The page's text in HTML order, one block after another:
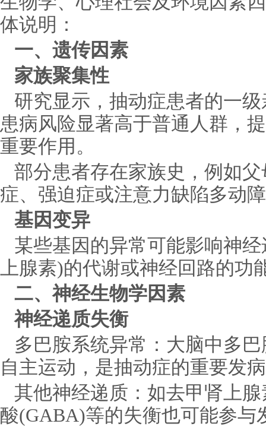
体说明：
一、遗传因素
家族聚集性
研究显示，抽动症患者的一
患病风险显著高于普通人群，
重要作用。
部分患者存在家族史，例如
症、强迫症或注意力缺陷多动
基因变异
某些基因的异常可能影响神
上腺素)的代谢或神经回路的功
二、神经生物学因素
神经递质失衡
多巴胺系统异常：大脑中多
自主运动，是抽动症的重要发
其他神经递质：如去甲肾上
酸(GABA)等的失衡也可能参与